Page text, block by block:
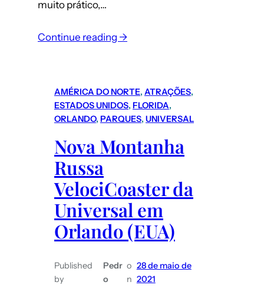
muito prático,…
Continue reading →:
(EUA):
como
o
NY
metrô
e
AMÉRICA DO NORTE, ATRAÇÕES
ESTADOS UNIDOS, FLORIDA
ORLANDO, PARQUES, UNIVERSAL
Nova Montanha
Russa
VelociCoaster da
Universal em
Orlando (EUA)
Published
by
Pedr
o
o
n
28 de maio de
2021